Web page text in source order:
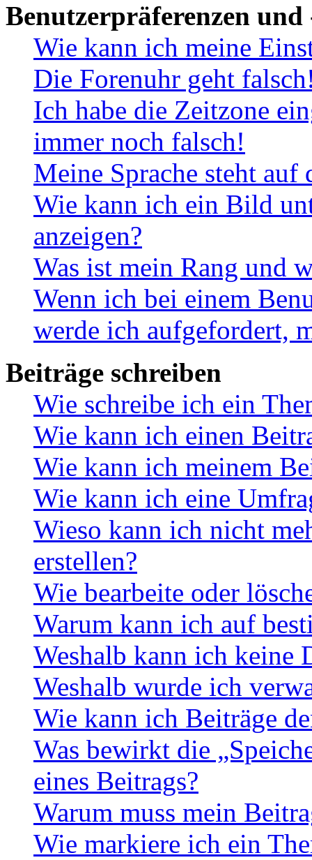
Benutzerpräferenzen und
Wie kann ich meine
Die Forenuhr geht
Ich habe die Zeitzone
immer noch falsch!
Meine Sprache steht
Wie kann ich ein Bild
anzeigen?
Was ist mein Rang und
Wenn ich bei einem
werde ich aufgefordert,
Beiträge schreiben
Wie schreibe ich ein
Wie kann ich einen
Wie kann ich meinem
Wie kann ich eine
Wieso kann ich nicht
erstellen?
Wie bearbeite oder
Warum kann ich auf
Weshalb kann ich keine
Weshalb wurde ich
Wie kann ich Beiträge
Was bewirkt die
eines Beitrags?
Warum muss mein
Wie markiere ich ein